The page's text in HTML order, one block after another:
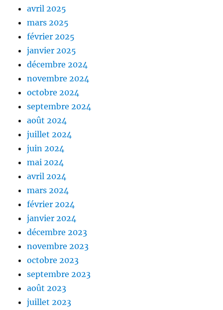
avril 2025
mars 2025
février 2025
janvier 2025
décembre 2024
novembre 2024
octobre 2024
septembre 2024
août 2024
juillet 2024
juin 2024
mai 2024
avril 2024
mars 2024
février 2024
janvier 2024
décembre 2023
novembre 2023
octobre 2023
septembre 2023
août 2023
juillet 2023